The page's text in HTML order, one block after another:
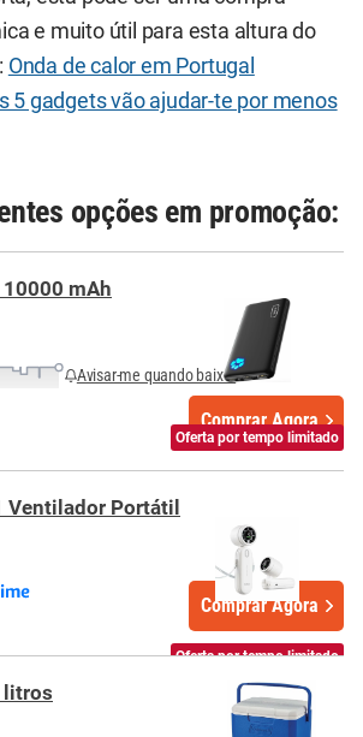
e muito útil para esta altura do
Onda de calor em Portugal
5 gadgets vão ajudar-te por menos
opções em promoção:
Oferta por tempo limitado
10000 mAh
Avisar-me quando baixar
Comprar Agora
Oferta por tempo limitado
Ventilador Portátil
Comprar Agora
litros